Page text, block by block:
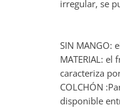
irregular, se
SIN MANGO:
MATERIAL:
caracteriza
COLCHÓN
disponible